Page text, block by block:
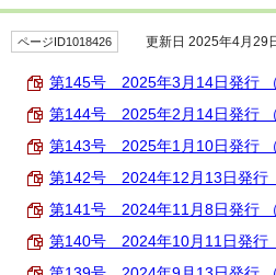
ページID1018426 更新日 2025年4月29
第145号 2025年3月14日発行 （
第144号 2025年2月14日発行 （
第143号 2025年1月10日発行 （
第142号 2024年12月13日発行
第141号 2024年11月8日発行 （
第140号 2024年10月11日発行